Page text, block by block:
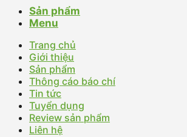
Sản phẩm
Menu
Trang chủ
Giới thiệu
Sản phẩm
Thông cáo báo chí
Tin tức
Tuyển dụng
Review sản phẩm
Liên hệ